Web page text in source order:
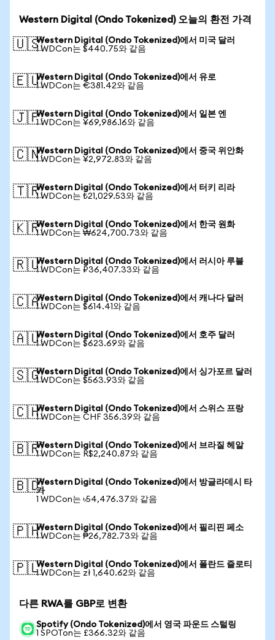
Western Digital (Ondo Tokenized) 오늘의 환전 가격
🇺🇸Western Digital (Ondo Tokenized)에서 미국 달러
1 WDCon는 $440.75와 같음
🇪🇺Western Digital (Ondo Tokenized)에서 유로
1 WDCon는 €381.42와 같음
🇯🇵Western Digital (Ondo Tokenized)에서 일본 엔
1 WDCon는 ¥69,986.16와 같음
🇨🇳Western Digital (Ondo Tokenized)에서 중국 위안화
1 WDCon는 ¥2,972.83와 같음
🇹🇷Western Digital (Ondo Tokenized)에서 터키 리라
1 WDCon는 ₺21,029.53와 같음
🇰🇷Western Digital (Ondo Tokenized)에서 한국 원화
1 WDCon는 ₩624,700.73와 같음
🇷🇺Western Digital (Ondo Tokenized)에서 러시아 루블
1 WDCon는 ₽36,407.33와 같음
🇨🇦Western Digital (Ondo Tokenized)에서 캐나다 달러
1 WDCon는 $614.41와 같음
🇦🇺Western Digital (Ondo Tokenized)에서 호주 달러
1 WDCon는 $623.69와 같음
🇸🇬Western Digital (Ondo Tokenized)에서 싱가포르 달러
1 WDCon는 $563.93와 같음
🇨🇭Western Digital (Ondo Tokenized)에서 스위스 프랑
1 WDCon는 CHF 356.39와 같음
🇧🇷Western Digital (Ondo Tokenized)에서 브라질 헤알
1 WDCon는 R$2,240.87와 같음
🇧🇩Western Digital (Ondo Tokenized)에서 방글라데시 타
카
1 WDCon는 ৳54,476.37와 같음
🇵🇭Western Digital (Ondo Tokenized)에서 필리핀 페소
1 WDCon는 ₱26,782.73와 같음
🇵🇱Western Digital (Ondo Tokenized)에서 폴란드 즐로티
1 WDCon는 zł 1,640.62와 같음
다른 RWA를 GBP로 변환
Spotify (Ondo Tokenized)에서 영국 파운드 스털링
1 SPOTon는 £366.32와 같음